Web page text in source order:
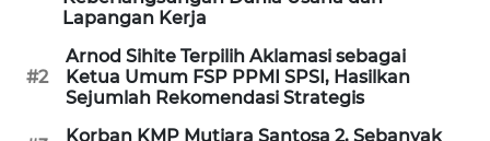
Lapangan Kerja
#2
Arnod Sihite Terpilih Aklamasi sebagai
Ketua Umum FSP PPMI SPSI, Hasilkan
Sejumlah Rekomendasi Strategis
Korban KMP Mutiara Santosa 2, Sebanyak
OTOMOTIF
WAHANA
HEALTH